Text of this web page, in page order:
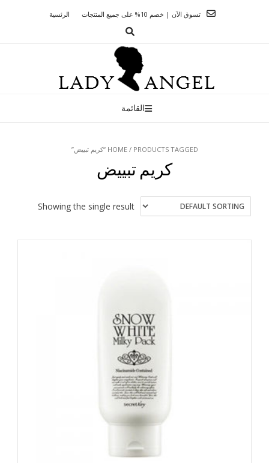
الرئسية تسوق الآن | خصم 10% على جميع المنتجات
القائمة
HOME/ PRODUCTS TAGGED “كريم تبييض”
كريم تبييض
Showing the single result